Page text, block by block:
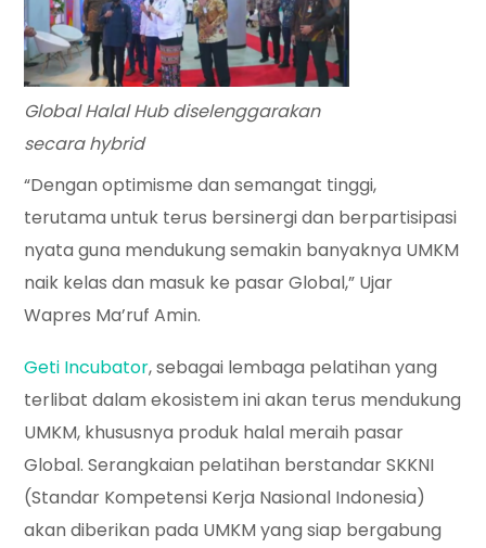
Global Halal Hub diselenggarakan
secara hybrid
“Dengan optimisme dan semangat tinggi,
terutama untuk terus bersinergi dan berpartisipasi
nyata guna mendukung semakin banyaknya UMKM
naik kelas dan masuk ke pasar Global,” Ujar
Wapres Ma’ruf Amin.
Geti Incubator, sebagai lembaga pelatihan yang
terlibat dalam ekosistem ini akan terus mendukung
UMKM, khususnya produk halal meraih pasar
Global. Serangkaian pelatihan berstandar SKKNI
(Standar Kompetensi Kerja Nasional Indonesia)
akan diberikan pada UMKM yang siap bergabung